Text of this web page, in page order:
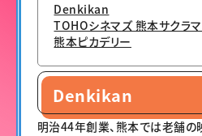
Denkikan
TOHOシネマズ 熊本サクラ
熊本ピカデリー
Denkikan
明治44年創業、熊本では老舗の